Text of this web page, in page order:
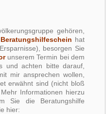
gehören,
Beratungshilfeschein hat
besorgen Sie
unserem Termin bei dem
und achten bitte darauf,
mir ansprechen wollen,
erwähnt sind (nicht bloß
Informationen hierzu
Sie die Beratungshilfe
hier: